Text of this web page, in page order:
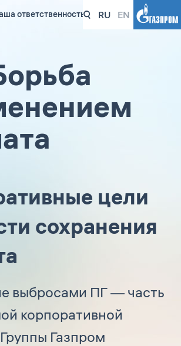
ответственность перед планетой
RU EN
цели
сохранения
выбросами ПГ — часть
корпоративной
Газпром